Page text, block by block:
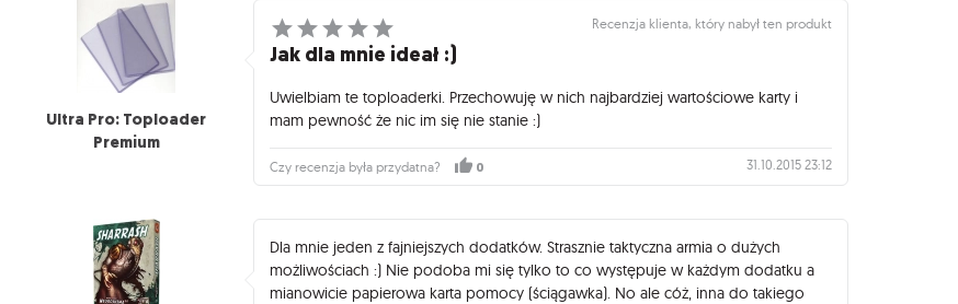
Ultra Pro: Toploader
Premium
Recenzja klienta, który nabył ten produkt
Jak dla mnie ideał :)
Uwielbiam te toploaderki. Przechowuję w nich najbardziej wartościowe karty i
mam pewność że nic im się nie stanie :)
Czy recenzja była przydatna? 0 31.10.2015 23:12
Dla mnie jeden z fajniejszych dodatków. Strasznie taktyczna armia o dużych
możliwościach :) Nie podoba mi się tylko to co występuje w każdym dodatku a
mianowicie papierowa karta pomocy (ściągawka). No ale cóż, inna do takiego